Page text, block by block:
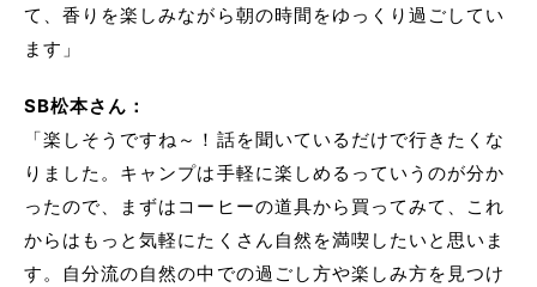
て、香りを楽しみながら朝の時間をゆっくり過ごしてい
ます」
SB松本さん：
「楽しそうですね～！話を聞いているだけで行きたくな
りました。キャンプは手軽に楽しめるっていうのが分か
ったので、まずはコーヒーの道具から買ってみて、これ
からはもっと気軽にたくさん自然を満喫したいと思いま
す。自分流の自然の中での過ごし方や楽しみ方を見つけ